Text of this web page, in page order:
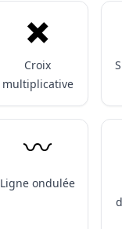
✖️
Croix
multiplicative
〰️
Ligne ondulée